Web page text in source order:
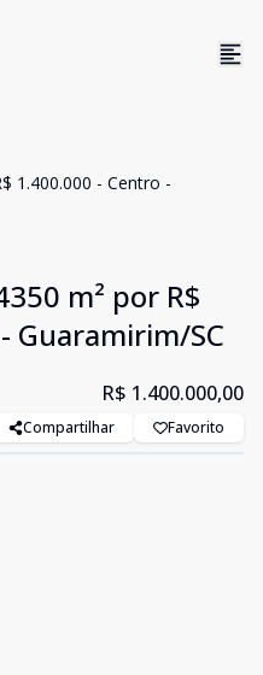
1.400.000 - Centro -
m² por R$
Guaramirim/SC
R$ 1.400.000,00
Compartilhar Favorito